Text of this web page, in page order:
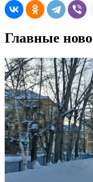
Главные